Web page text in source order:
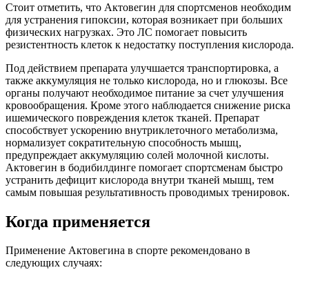
Стоит отметить, что Актовегин для спортсменов необходим
для устранения гипоксии, которая возникает при больших
физических нагрузках. Это ЛС помогает повысить
резистентность клеток к недостатку поступления кислорода.
Под действием препарата улучшается транспортировка, а
также аккумуляция не только кислорода, но и глюкозы. Все
органы получают необходимое питание за счет улучшения
кровообращения. Кроме этого наблюдается снижение риска
ишемического повреждения клеток тканей. Препарат
способствует ускорению внутриклеточного метаболизма,
нормализует сократительную способность мышц,
предупреждает аккумуляцию солей молочной кислоты.
Актовегин в бодибилдинге помогает спортсменам быстро
устранить дефицит кислорода внутри тканей мышц, тем
самым повышая результативность проводимых тренировок.
Когда применяется
Применение Актовегина в спорте рекомендовано в
следующих случаях: